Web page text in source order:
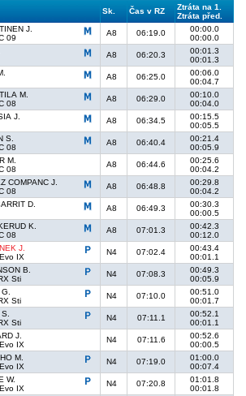
Sk. Čas v RZ
Ztráta na 1.
Ztráta před.
J.
09
A8 06:19.0
00:00.0
00:00.0
A8 06:20.3
00:01.3
00:01.3
A8 06:25.0
00:06.0
00:04.7
M.
08
A8 06:29.0
00:10.0
00:04.0
J.
A8 06:34.5
00:15.5
00:05.5
S.
08
A8 06:40.4
00:21.4
00:05.9
M.
08
A8 06:44.6
00:25.6
00:04.2
COMPANC J.
08
A8 06:48.8
00:29.8
00:04.2
D.
A8 06:49.3
00:30.3
00:00.5
K.
08
A8 07:01.3
00:42.3
00:12.0
J.
IX
N4 07:02.4
00:43.4
00:01.1
B.
Sti
N4 07:08.3
00:49.3
00:05.9
Sti
N4 07:10.0
00:51.0
00:01.7
S.
Sti
N4 07:11.1
00:52.1
00:01.1
J.
IX
N4 07:11.6
00:52.6
00:00.5
M.
IX
N4 07:19.0
01:00.0
00:07.4
W.
IX
N4 07:20.8
01:01.8
00:01.8